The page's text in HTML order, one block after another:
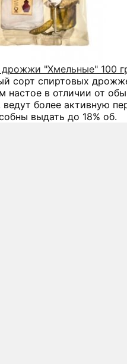
"Хмельные" 100
сорт спиртовых
настое в отличии от
ведут более активную
выдать до 18% об.